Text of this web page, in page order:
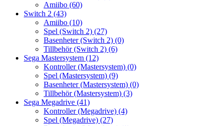
Amiibo (60)
Switch 2 (43)
Amiibo (10)
Spel (Switch 2) (27)
Basenheter (Switch 2) (0)
Tillbehör (Switch 2) (6)
Sega Mastersystem (12)
Kontroller (Mastersystem) (0)
Spel (Mastersystem) (9)
Basenheter (Mastersystem) (0)
Tillbehör (Mastersystem) (3)
Sega Megadrive (41)
Kontroller (Megadrive) (4)
Spel (Megadrive) (27)